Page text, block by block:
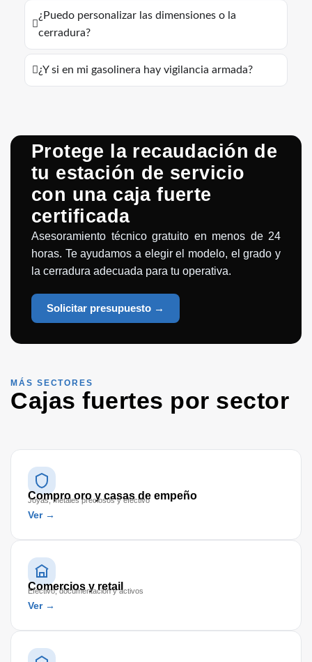
¿Puedo personalizar las dimensiones o la
cerradura?
¿Y si en mi gasolinera hay vigilancia armada?
Protege la recaudación de
tu estación de servicio
con una caja fuerte
certificada
Asesoramiento técnico gratuito en menos de 24
horas. Te ayudamos a elegir el modelo, el grado y
la cerradura adecuada para tu operativa.
Solicitar presupuesto →
MÁS SECTORES
Cajas fuertes por sector
Compro oro y casas de empeño
Joyas, metales preciosos y efectivo
Ver →
Comercios y retail
Efectivo, documentación y activos
Ver →